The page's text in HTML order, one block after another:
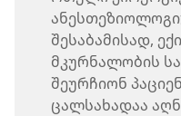
შესაბამისად,
მკურნალობის
შეურჩიონ
ცალსახადაა